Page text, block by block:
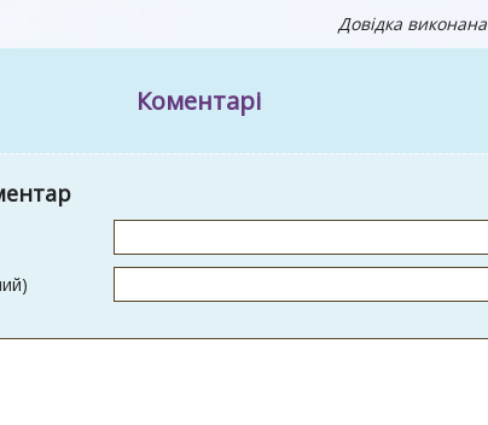
Довідка
Коментарі